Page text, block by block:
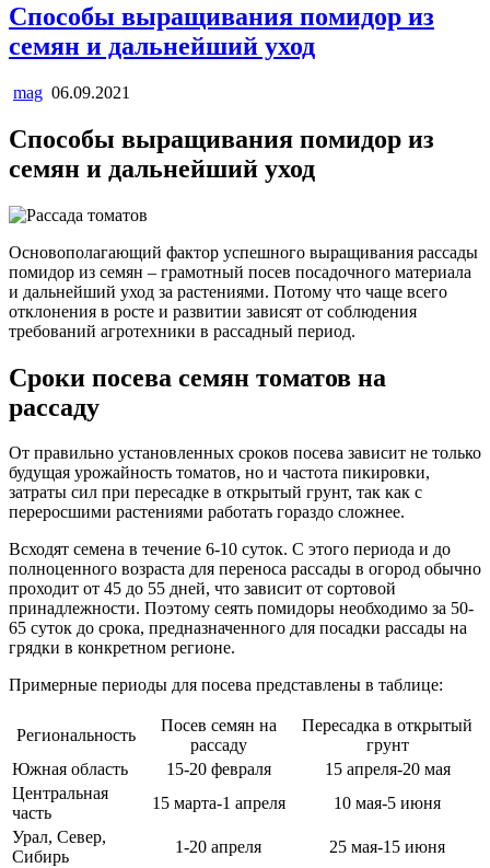
Способы выращивания помидор из
семян и дальнейший уход
mag 06.09.2021
Способы выращивания помидор из
семян и дальнейший уход
Основополагающий фактор успешного выращивания рассады
помидор из семян – грамотный посев посадочного материала
и дальнейший уход за растениями. Потому что чаще всего
отклонения в росте и развитии зависят от соблюдения
требований агротехники в рассадный период.
Сроки посева семян томатов на
рассаду
От правильно установленных сроков посева зависит не только
будущая урожайность томатов, но и частота пикировки,
затраты сил при пересадке в открытый грунт, так как с
переросшими растениями работать гораздо сложнее.
Всходят семена в течение 6-10 суток. С этого периода и до
полноценного возраста для переноса рассады в огород обычно
проходит от 45 до 55 дней, что зависит от сортовой
принадлежности. Поэтому сеять помидоры необходимо за 50-
65 суток до срока, предназначенного для посадки рассады на
грядки в конкретном регионе.
Примерные периоды для посева представлены в таблице:
Региональность
Посев семян на
рассаду
Пересадка в открытый
грунт
Южная область
15-20 февраля
15 апреля-20 мая
Центральная
часть
15 марта-1 апреля
10 мая-5 июня
Урал, Север,
Сибирь
1-20 апреля 25 мая-15 июня